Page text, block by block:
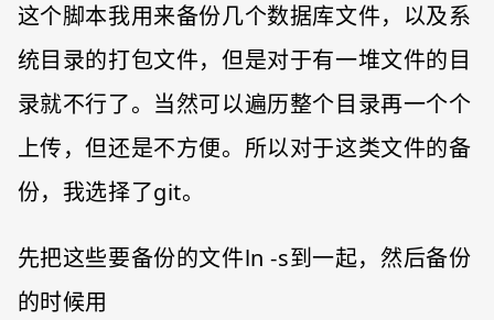
这个脚本我用来备份几个数据库文件，以及系
统目录的打包文件，但是对于有一堆文件的目
录就不行了。当然可以遍历整个目录再一个个
上传，但还是不方便。所以对于这类文件的备
份，我选择了git。
先把这些要备份的文件ln -s到一起，然后备份
的时候用